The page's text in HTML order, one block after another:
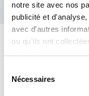
notre site avec nos
publicité et
avec d'autres
ou qu'ils ont
Nécessaires
Spécifications